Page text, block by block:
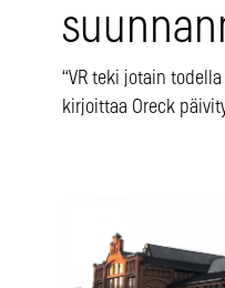
“VR teki jotain
kirjoittaa Oreck